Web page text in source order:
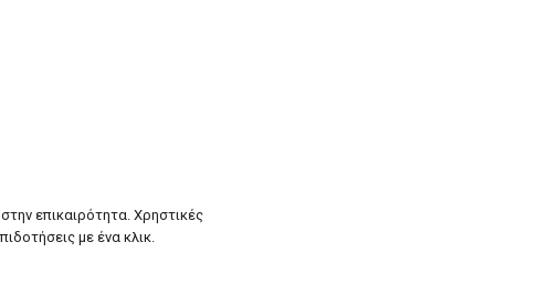
επικαιρότητα. Χρηστικές
με ένα κλικ.